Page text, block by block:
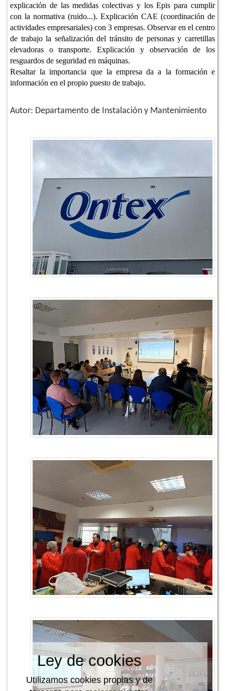
explicación de las medidas colectivas y los Epis para cumplir
con la normativa (ruido...). Explicación CAE (coordinación de
actividades empresariales) con 3 empresas. Observar en el centro
de trabajo la señalización del tránsito de personas y carretillas
elevadoras o transporte. Explicación y observación de los
resguardos de seguridad en máquinas.
Resaltar la importancia que la empresa da a la formación e
información en el propio puesto de trabajo.
Autor: Departamento de Instalación y Mantenimiento
Ley de cookies
Utilizamos cookies propias y de